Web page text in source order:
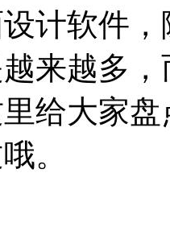
计软件
来越多
给大家
。